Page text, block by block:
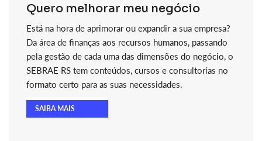
Quero melhorar meu negócio
Está na hora de aprimorar ou expandir a sua empresa?
Da área de finanças aos recursos humanos, passando
pela gestão de cada uma das dimensões do negócio, o
SEBRAE RS tem conteúdos, cursos e consultorias no
formato certo para as suas necessidades.
SAIBA MAIS